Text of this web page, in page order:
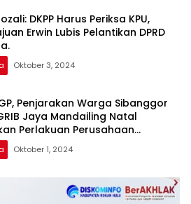
DKPP Harus Periksa KPU,
Erwin Lubis Pelantikan DPRD
Oktober 3, 2024
Penjarakan Warga Sibanggor
Jaya Mandailing Natal
Perlakuan Perusahaan
Oktober 1, 2024